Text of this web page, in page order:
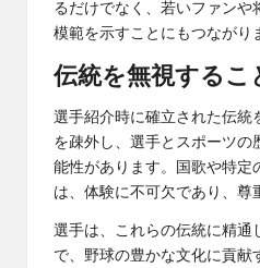
るだけでなく、若いファンや
模範を示すことにもつながり
伝統を無視するこ
選手紹介時に確立された伝統
を疎外し、選手とスポーツの
能性があります。国歌や特定
は、体験に不可欠であり、尊
選手は、これらの伝統に精通
で、野球の豊かな文化に貢献